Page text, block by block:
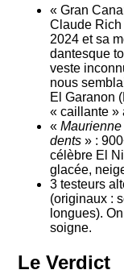
« Gran
Claude Rich
2024 et sa
dantesque
veste
nous
El Garanon
« caillante »
«
dents » :
célèbre El
glacée,
3 testeurs
(originaux :
longues).
soigne.
Le Verdict